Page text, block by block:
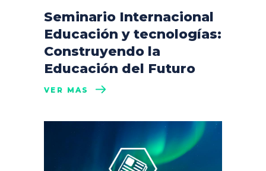
Seminario Internacional
Educación y tecnologías:
Construyendo la
Educación del Futuro
VER MÁS